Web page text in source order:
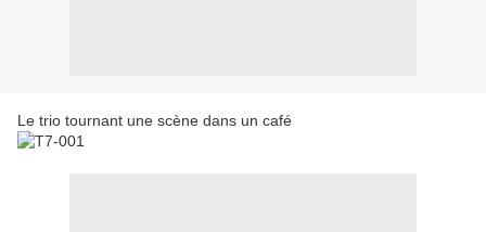
Le trio tournant une scène dans un café